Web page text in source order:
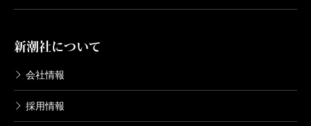
新潮社について
会社情報
採用情報